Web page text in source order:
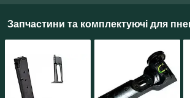
Запчастини та комплектуючі для